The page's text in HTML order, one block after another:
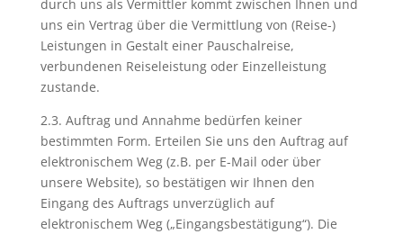
durch uns als Vermittler kommt zwischen Ihnen und
uns ein Vertrag über die Vermittlung von (Reise-)
Leistungen in Gestalt einer Pauschalreise,
verbundenen Reiseleistung oder Einzelleistung
zustande.
2.3. Auftrag und Annahme bedürfen keiner
bestimmten Form. Erteilen Sie uns den Auftrag auf
elektronischem Weg (z.B. per E-Mail oder über
unsere Website), so bestätigen wir Ihnen den
Eingang des Auftrags unverzüglich auf
elektronischem Weg („Eingangsbestätigung“). Die